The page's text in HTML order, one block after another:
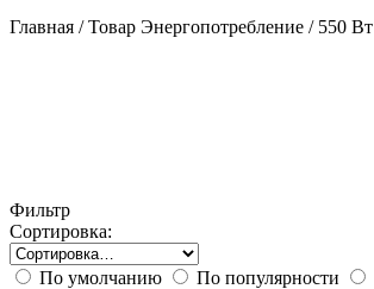
Главная / Товар Энергопотребление / 550 Вт
Фильтр
Сортировка:
По умолчанию
По популярности